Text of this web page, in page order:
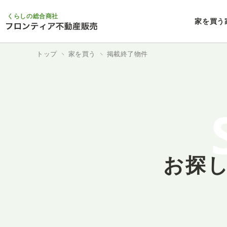
くらしの総合商社
家を買う
トップ 家を買う 掲載終了物件
お探